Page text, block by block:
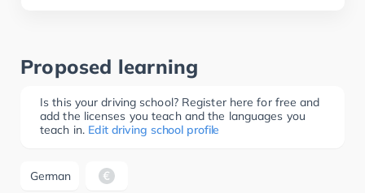
Proposed learning
Is this your driving school? Register here for free and
add the licenses you teach and the languages you
teach in. Edit driving school profile
German